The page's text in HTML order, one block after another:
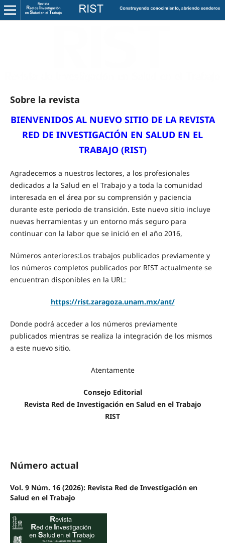
Sobre la revista
BIENVENIDOS AL NUEVO SITIO DE LA REVISTA
RED DE INVESTIGACIÓN EN SALUD EN EL
TRABAJO (RIST)
Agradecemos a nuestros lectores, a los profesionales
dedicados a la Salud en el Trabajo y a toda la comunidad
interesada en el área por su comprensión y paciencia
durante este periodo de transición. Este nuevo sitio incluye
nuevas herramientas y un entorno más seguro para
continuar con la labor que se inició en el año 2016,
Números anteriores:Los trabajos publicados previamente y
los números completos publicados por RIST actualmente se
encuentran disponibles en la URL:
https://rist.zaragoza.unam.mx/ant/
Donde podrá acceder a los números previamente
publicados mientras se realiza la integración de los mismos
a este nuevo sitio.
Atentamente
Consejo Editorial
Revista Red de Investigación en Salud en el Trabajo
RIST
Número actual
Vol. 9 Núm. 16 (2026): Revista Red de Investigación en
Salud en el Trabajo